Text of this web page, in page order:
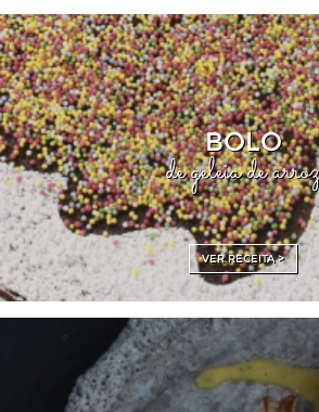
BOLO
de geleia de
VER RECEITA >